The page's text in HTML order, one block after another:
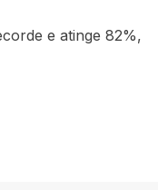
e atinge 82%,